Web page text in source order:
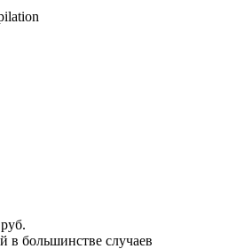
в большинстве случаев